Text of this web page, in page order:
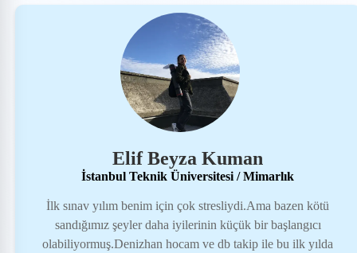
bu süreçteki emeklerine çok teşekkür ederim.
Elif Beyza Kuman
İstanbul Teknik Üniversitesi / Mimarlık
İlk sınav yılım benim için çok stresliydi.Ama bazen kötü
sandığımız şeyler daha iyilerinin küçük bir başlangıcı
olabiliyormuş.Denizhan hocam ve db takip ile bu ilk yılda